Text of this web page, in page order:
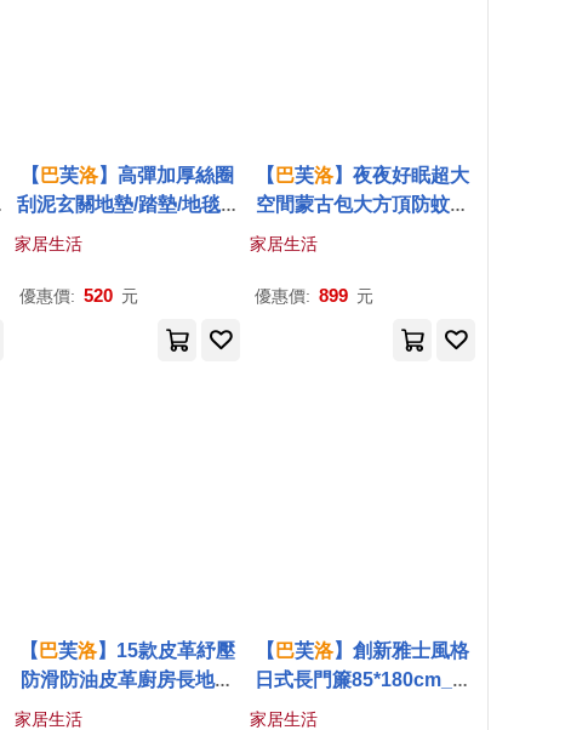
【 巴芙洛】高彈加厚絲圈
刮泥玄關地墊/踏墊/地毯(4
5*70CM門口清潔墊) 紐約
家居生活
優惠價: 520 元
【 巴芙洛】夜夜好眠超大
空間蒙古包大方頂防蚊蚊
家居生活
優惠價: 899 元
【 巴芙洛】15款皮革紓壓
防滑防油皮革廚房長地墊
任選 叢林45x120
家居生活
【 巴芙洛】創新雅士風格
日式長門簾85*180cm_小
花朵(紅)85x180
家居生活